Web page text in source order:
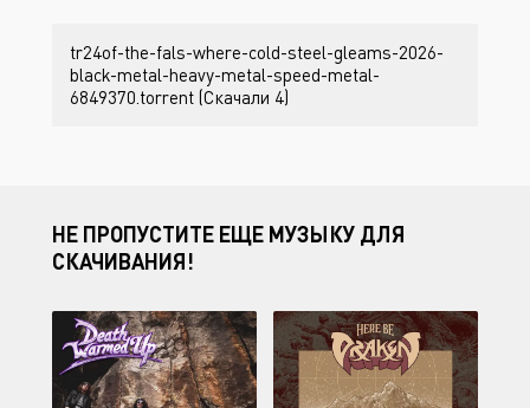
tr24of-the-fals-where-cold-steel-gleams-2026-
black-metal-heavy-metal-speed-metal-
6849370.torrent (Скачали 4)
НЕ ПРОПУСТИТЕ ЕЩЕ МУЗЫКУ ДЛЯ
СКАЧИВАНИЯ!